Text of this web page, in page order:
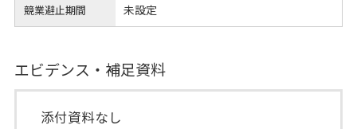
競業避止期間 未設定
エビデンス・補足資料
添付資料なし